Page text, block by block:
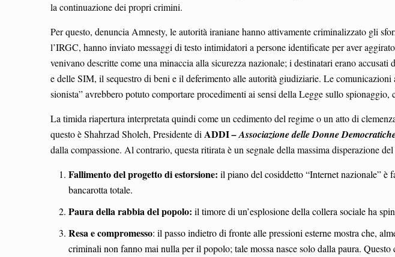
la continuazione dei propri crimini.
Per questo, denuncia Amnesty, le autorità iraniane hanno attivamente criminalizzato gli
l’IRGC, hanno inviato messaggi di testo intimidatori a persone identificate per aver
venivano descritte come una minaccia alla sicurezza nazionale; i destinatari erano
e delle SIM, il sequestro di beni e il deferimento alle autorità giudiziarie. Le
sionista” avrebbero potuto comportare procedimenti ai sensi della Legge sullo spionaggio,
La timida riapertura interpretata quindi come un cedimento del regime o un atto di
questo è Shahrzad Sholeh, Presidente di ADDI– Associazione delle Donne
dalla compassione. Al contrario, questa ritirata è un segnale della massima disperazione
Fallimento del progetto di estorsione: il piano del cosiddetto “Internet nazionale” è
bancarotta totale.
Paura della rabbia del popolo: il timore di un’esplosione della collera sociale ha
Resa e compromesso: il passo indietro di fronte alle pressioni esterne mostra che,
criminali non fanno mai nulla per il popolo; tale mossa nasce solo dalla paura.